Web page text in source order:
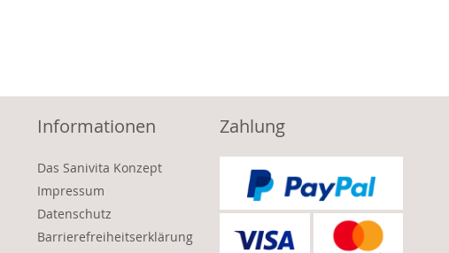
Informationen
Das Sanivita Konzept
Impressum
Datenschutz
Barrierefreiheitserklärung
Zahlung